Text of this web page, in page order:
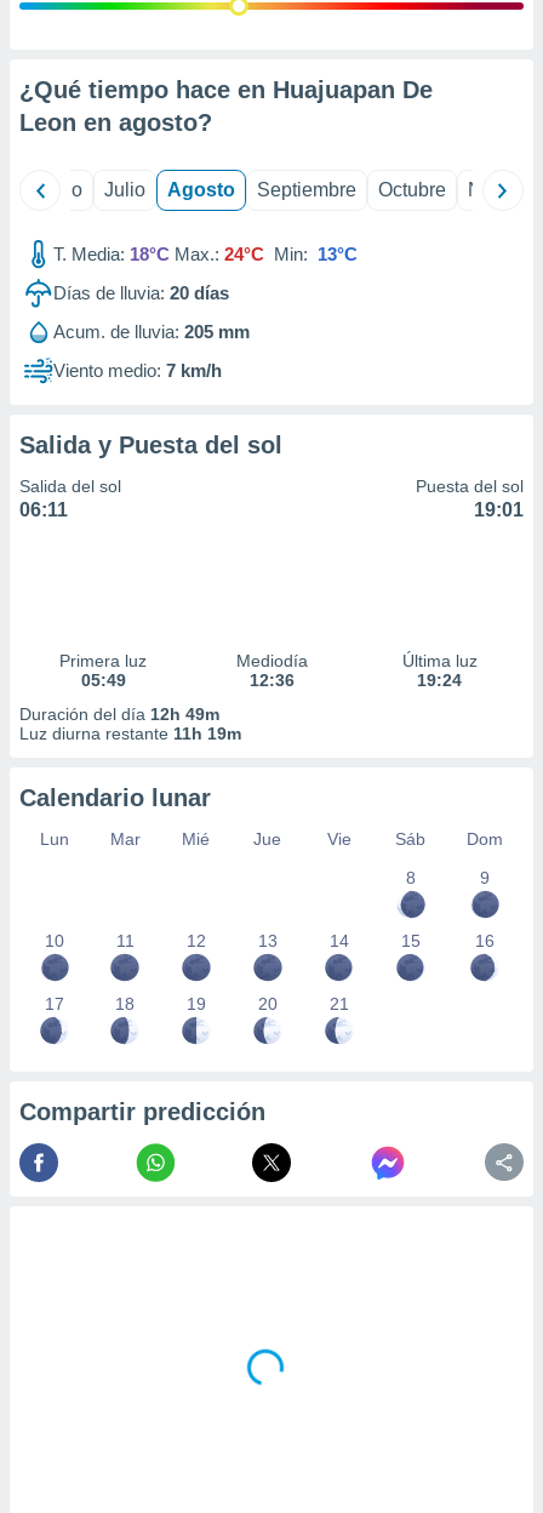
e
mediante
publicidad
de
1199
¿Qué tiempo hace en Huajuapan De
Leon en agosto?
Junio Julio Agosto Septiembre Octubre
T. Media: 18°C Max.: 24°C Min: 13°C
Días de lluvia: 20 días
Acum. de lluvia: 205 mm
Viento medio: 7 km/h
Salida y Puesta del sol
Salida del sol
06:11
Puesta del sol
19:01
Primera luz
05:49
Mediodía
12:36
Última luz
19:24
Duración del día 12h 49m
Luz diurna restante 11h 19m
Calendario lunar
Lun Mar Mié Jue Vie Sáb
Dom
8
9
10 11 12 13 14 15 16
17 18 19 20 21
Compartir predicción